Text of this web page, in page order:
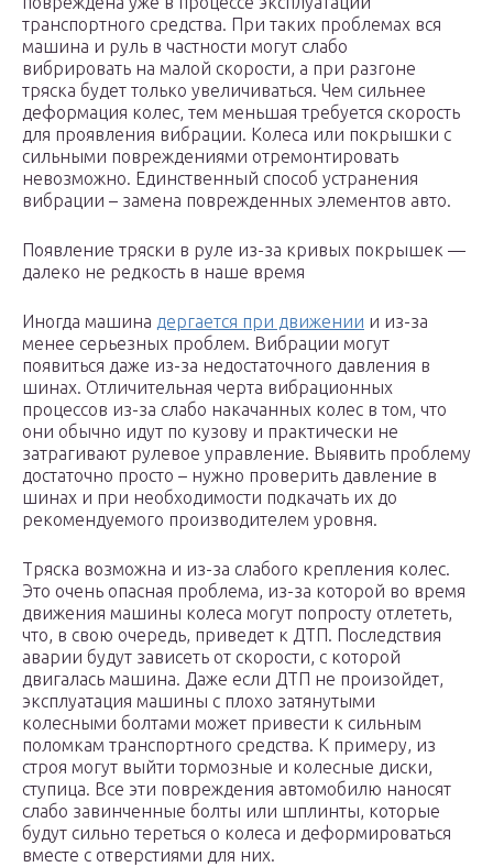
транспортного средства. При таких проблемах вся
машина и руль в частности могут слабо
вибрировать на малой скорости, а при разгоне
тряска будет только увеличиваться. Чем сильнее
деформация колес, тем меньшая требуется скорость
для проявления вибрации. Колеса или покрышки с
сильными повреждениями отремонтировать
невозможно. Единственный способ устранения
вибрации – замена поврежденных элементов авто.
Появление тряски в руле из-за кривых покрышек —
далеко не редкость в наше время
Иногда машина дергается при движении и из-за
менее серьезных проблем. Вибрации могут
появиться даже из-за недостаточного давления в
шинах. Отличительная черта вибрационных
процессов из-за слабо накачанных колес в том, что
они обычно идут по кузову и практически не
затрагивают рулевое управление. Выявить проблему
достаточно просто – нужно проверить давление в
шинах и при необходимости подкачать их до
рекомендуемого производителем уровня.
Тряска возможна и из-за слабого крепления колес.
Это очень опасная проблема, из-за которой во время
движения машины колеса могут попросту отлететь,
что, в свою очередь, приведет к ДТП. Последствия
аварии будут зависеть от скорости, с которой
двигалась машина. Даже если ДТП не произойдет,
эксплуатация машины с плохо затянутыми
колесными болтами может привести к сильным
поломкам транспортного средства. К примеру, из
строя могут выйти тормозные и колесные диски,
ступица. Все эти повреждения автомобилю наносят
слабо завинченные болты или шплинты, которые
будут сильно тереться о колеса и деформироваться
вместе с отверстиями для них.